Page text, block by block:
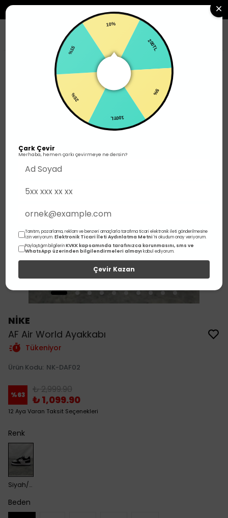
Günlük Giyim
NİKE
AF Air World Ayakkabı
Tükeniyor
Ürün Kodu: NK-DAF02
%63 ₺ 2,999.90
₺ 1,099.90
12 Aya Varan Taksit Seçenekleri
Renk
Siyah/Beyaz
Beden
10%
200TL
100TL
25%
%15
Çark Çevir
Merhaba, hemen çarkı çevirmeye ne dersin?
Tanıtım, pazarlama, reklam ve benzeri amaçlarla tarafıma ticari elektronik ileti gönderilmesine
izin veriyorum.Elektronik Ticari İleti Aydınlatma Metni 'ni okudum onay veriyorum.
Paylaştığım bilgilerinKVKK kapsamında tarafınızca korunmasını, sms ve
WhatsApp üzerinden bilgilendirmeleri almayı kabul ediyorum.
Çevir Kazan